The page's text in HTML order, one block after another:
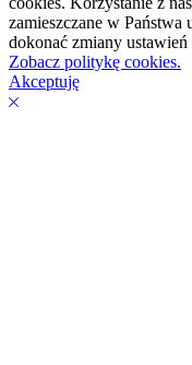
zamieszczane w Państwa
dokonać zmiany
Zobacz politykę cookies.
Akceptuję